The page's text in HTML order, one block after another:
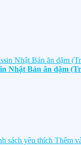
Nhật Bản ăn dặm
sách yêu thích Thêm